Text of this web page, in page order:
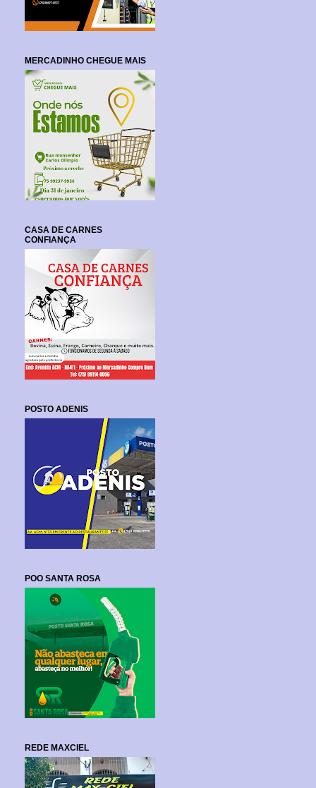
MERCADINHO CHEGUE MAIS
CASA DE CARNES
CONFIANÇA
POSTO ADENIS
POO SANTA ROSA
REDE MAXCIEL